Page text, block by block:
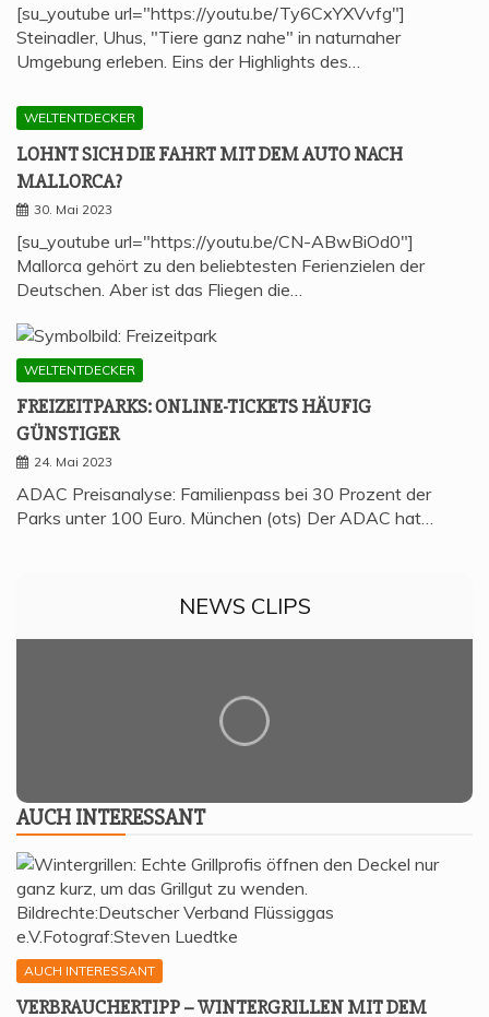
[su_youtube url="https://youtu.be/Ty6CxYXVvfg"]
Steinadler, Uhus, "Tiere ganz nahe" in naturnaher
Umgebung erleben. Eins der Highlights des…
WELTENTDECKER
LOHNT SICH DIE FAHRT MIT DEM AUTO NACH
MALLORCA?
30. Mai 2023
[su_youtube url="https://youtu.be/CN-ABwBiOd0"]
Mallorca gehört zu den beliebtesten Ferienzielen der
Deutschen. Aber ist das Fliegen die…
WELTENTDECKER
FREI­ZEIT­PARKS: ONLINE-TICKETS HÄU­FIG
GÜNSTIGER
24. Mai 2023
ADAC Preisanalyse: Familienpass bei 30 Prozent der
Parks unter 100 Euro. München (ots) Der ADAC hat…
NEWS CLIPS
AUCH INTER­ES­SANT
AUCH INTERESSANT
VER­BRAU­CHER­TIPP – WIN­TER­GRIL­LEN MIT DEM